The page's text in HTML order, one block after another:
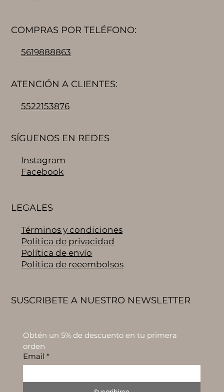
SUSCRIBETE A NUESTRO NEWSLETTER
Obtén un 5% de descuento en tu primera
orden
Email *
COMPRAS POR TELÉFONO:
5619888863
ATENCIÓN A CLIENTES:
5522153876
SÍGUENOS EN REDES
Instagram
Facebook
LEGALES
Términos y condiciones
Política de privacidad
Política de envío
Política de reeembolsos